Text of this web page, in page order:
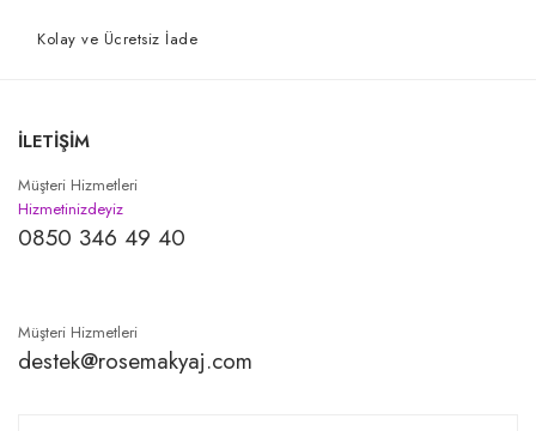
Kolay ve Ücretsiz İade
İLETİŞİM
Müşteri Hizmetleri
Hizmetinizdeyiz
0850 346 49 40
Müşteri Hizmetleri
destek@rosemakyaj.com